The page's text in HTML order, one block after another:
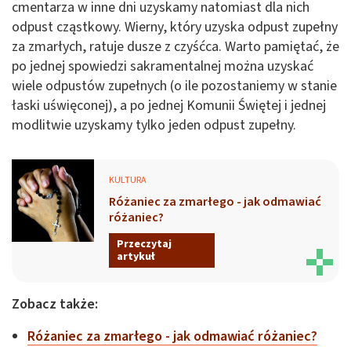
cmentarza w inne dni uzyskamy natomiast dla nich
odpust cząstkowy. Wierny, który uzyska odpust zupełny
za zmarłych, ratuje dusze z czyśćca. Warto pamiętać, że
po jednej spowiedzi sakramentalnej można uzyskać
wiele odpustów zupełnych (o ile pozostaniemy w stanie
łaski uświęconej), a po jednej Komunii Świętej i jednej
modlitwie uzyskamy tylko jeden odpust zupełny.
KULTURA
Różaniec za zmarłego - jak odmawiać
różaniec?
Przeczytaj
artykuł
Zobacz także:
Różaniec za zmarłego - jak odmawiać różaniec?